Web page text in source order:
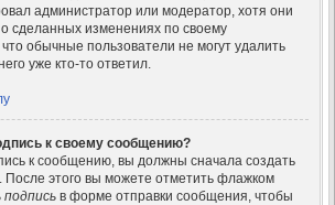
администратор или модератор, хотя они
сделанных изменениях по своему
обычные пользователи не могут удалить
уже кто-то ответил.
к своему сообщению?
к сообщению, вы должны сначала создать
После этого вы можете отметить флажком
в форме отправки сообщения, чтобы